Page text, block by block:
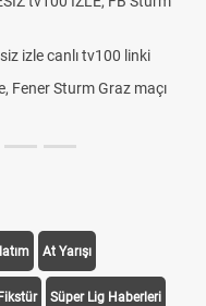
izle canlı tv100 linki
Fener Sturm Graz maçı
At Yarışı
Süper Lig Haberleri